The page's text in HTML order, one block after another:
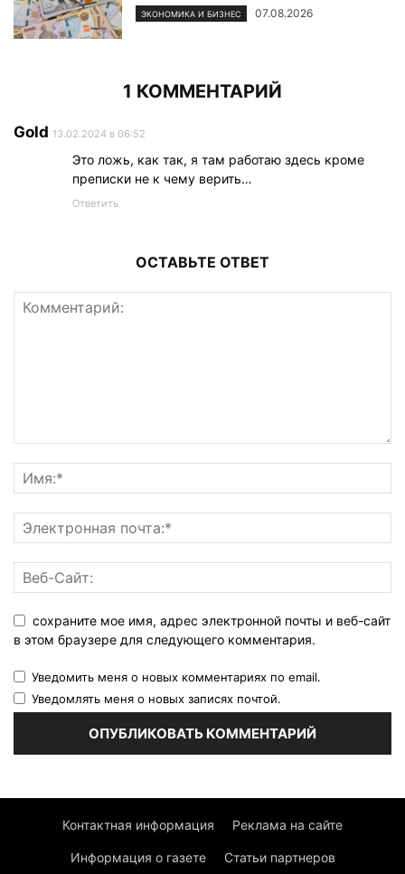
ЭКОНОМИКА И БИЗНЕС 07.08.2026
1 КОММЕНТАРИЙ
Gold 13.02.2024 в 06:52
Это ложь, как так, я там работаю здесь кроме
преписки не к чему верить…
Ответить
ОСТАВЬТЕ ОТВЕТ
сохраните мое имя, адрес электронной почты и веб-сайт
в этом браузере для следующего комментария.
Уведомить меня о новых комментариях по email.
Уведомлять меня о новых записях почтой.
Контактная информация Реклама на сайте
Информация о газете Статьи партнеров